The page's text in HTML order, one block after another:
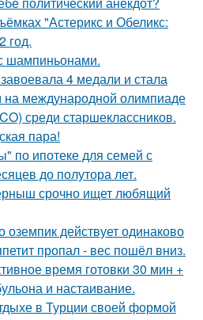
"Астерикс и Обеликс:
год.
шампиньонами.
4 медали и стала
международной олимпиаде
среди старшеклассников.
пара!
по ипотеке для семей с
до полутора лет.
срочно ищет любящий
действует одинаково
пропал - вес пошёл вниз.
время готовки 30 мин +
и настаивание.
в Турции своей формой